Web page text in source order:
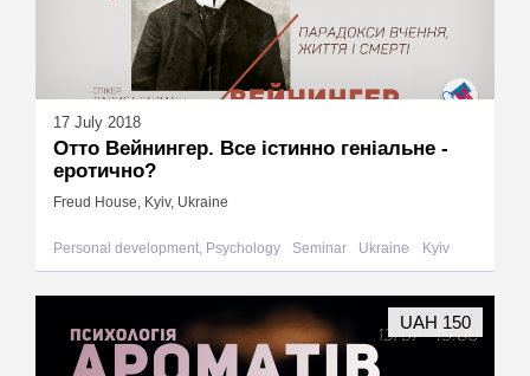
17 July 2018
Отто Вейнингер. Все істинно геніальне -
еротично?
Freud House, Kyiv, Ukraine
Personal development, Psychology Seminar Ukraine Kyiv
UAH 150